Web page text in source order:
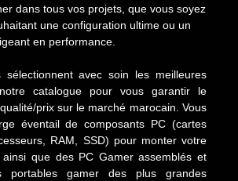
dans tous vos projets, que vous soyez
une configuration ultime ou un
en performance.
sélectionnent avec soin les meilleures
catalogue pour vous garantir le
prix sur le marché marocain. Vous
éventail de composants PC (cartes
RAM, SSD) pour monter votre
ainsi que des PC Gamer assemblés et
portables gamer des plus grandes